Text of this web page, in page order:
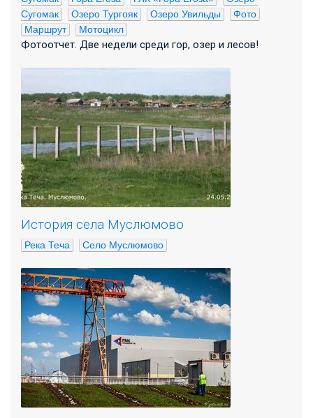
Сугомак
Озеро Тургояк Озеро Увильды
Фото
Маршрут
Мотоцикл
Фотоотчет. Две недели среди гор, озер и лесов!
История села Муслюмово
Река Теча Село Муслюмово